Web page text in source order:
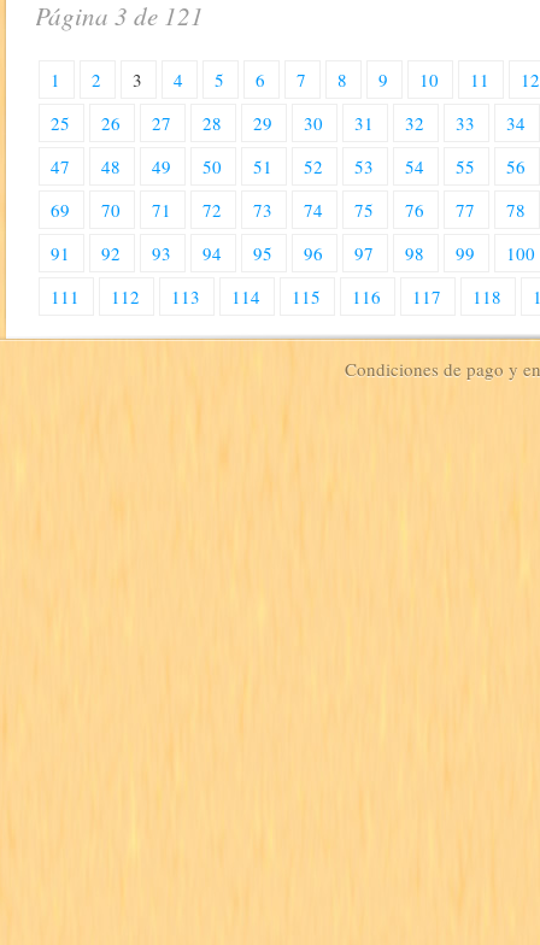
Página 3 de 121
1 2 3 4 5 6 7 8 9 10 11
12
25
26 27 28 29 30 31 32 33
34
47
48 49 50 51 52 53 54 55
56
69
70 71 72 73 74 75 76 77
78
91
92 93 94 95 96 97 98 99
100
111
112 113 114 115 116 117 118
Condiciones de pago y